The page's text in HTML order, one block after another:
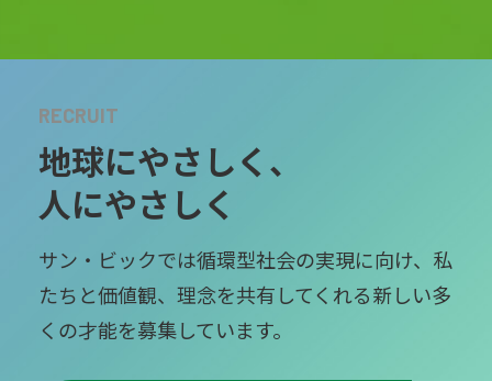
RECRUIT
地球にやさしく、
人にやさしく
サン・ビックでは循環型社会の実現に向け、 私
たちと価値観、理念を共有してくれる新しい多
くの才能を募集しています。